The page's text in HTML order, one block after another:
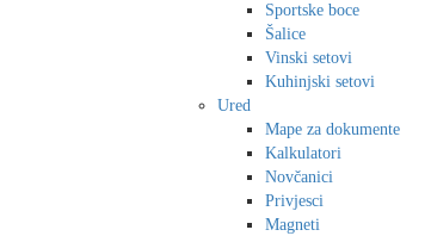
Sportske boce
Šalice
Vinski setovi
Kuhinjski setovi
Ured
Mape za dokumente
Kalkulatori
Novčanici
Privjesci
Magneti